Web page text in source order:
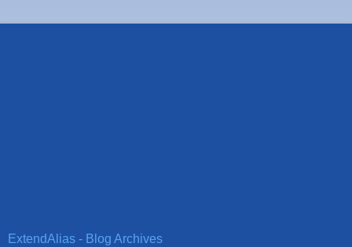
ExtendAlias - Blog Archives